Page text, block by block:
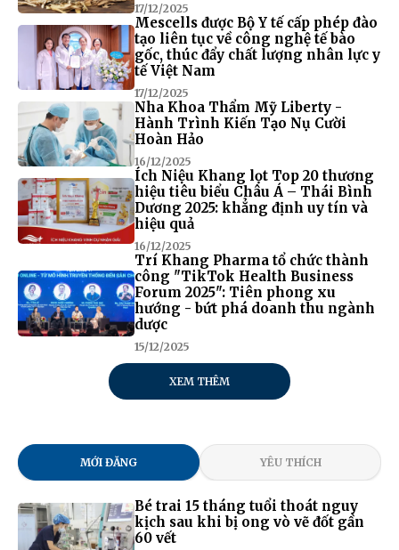
17/12/2025
Mescells được Bộ Y tế cấp phép đào
tạo liên tục về công nghệ tế bào
gốc, thúc đẩy chất lượng nhân lực y
tế Việt Nam
17/12/2025
Nha Khoa Thẩm Mỹ Liberty -
Hành Trình Kiến Tạo Nụ Cười
Hoàn Hảo
16/12/2025
Ích Niệu Khang lọt Top 20 thương
hiệu tiêu biểu Châu Á – Thái Bình
Dương 2025: khẳng định uy tín và
hiệu quả
16/12/2025
Trí Khang Pharma tổ chức thành
công "TikTok Health Business
Forum 2025": Tiên phong xu
hướng - bứt phá doanh thu ngành
dược
15/12/2025
XEM THÊM
MỚI ĐĂNG YÊU THÍCH
Bé trai 15 tháng tuổi thoát nguy
kịch sau khi bị ong vò vẽ đốt gần
60 vết